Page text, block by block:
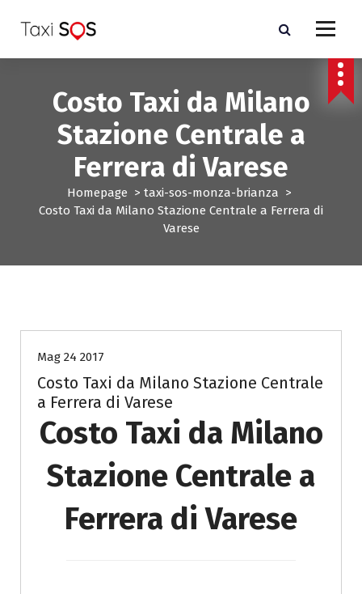
a
Costo Taxi da Milano
Stazione Centrale a
Ferrera di Varese
Homepage > taxi-sos-monza-brianza >
Costo Taxi da Milano Stazione Centrale a Ferrera di
Varese
Mag 24 2017
Costo Taxi da Milano Stazione Centrale
a Ferrera di Varese
Costo Taxi da Milano
Stazione Centrale a
Ferrera di Varese